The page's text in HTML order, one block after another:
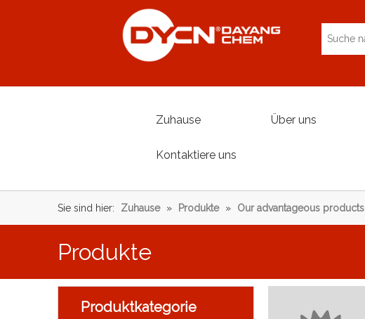
Zuhause Über uns
Kontaktiere uns
Sie sind hier: Zuhause » Produkte » Our advantageous products
Produkte
Produktkategorie